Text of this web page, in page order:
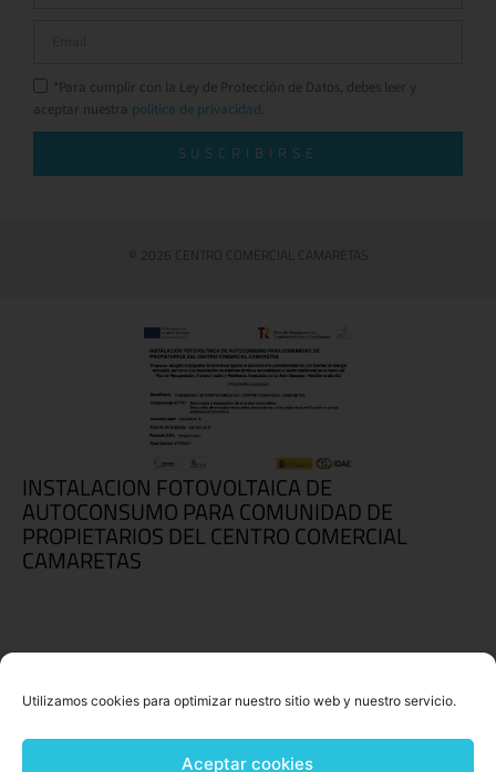
Utilizamos cookies para optimizar nuestro sitio web y nuestro servicio.
Aceptar cookies
*Para cumplir con la Ley de Protección de Datos, debes leer y
aceptar nuestra política de privacidad.
SUSCRIBIRSE
© 2026 CENTRO COMERCIAL CAMARETAS
INSTALACION FOTOVOLTAICA DE
AUTOCONSUMO PARA COMUNIDAD DE
PROPIETARIOS DEL CENTRO COMERCIAL
CAMARETAS